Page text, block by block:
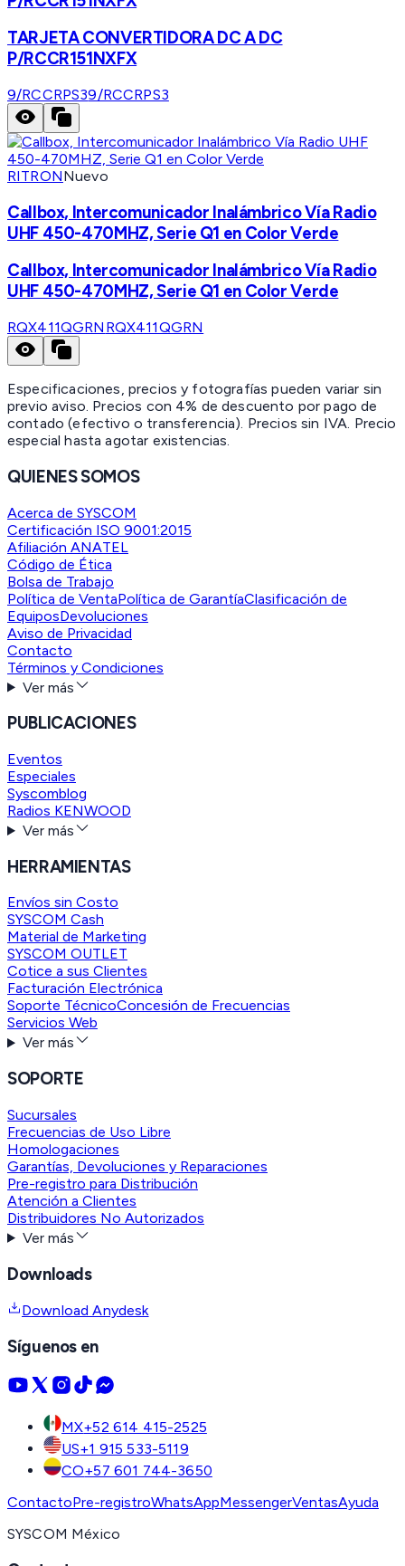
TARJETA CONVERTIDORA DC A DC
P/RCCR151NXFX
9/RCCRPS39/RCCRPS3
RITRONNuevo
Callbox, Intercomunicador Inalámbrico Vía Radio
UHF 450-470MHZ, Serie Q1 en Color Verde
Callbox, Intercomunicador Inalámbrico Vía Radio
UHF 450-470MHZ, Serie Q1 en Color Verde
RQX411QGRN RQX411QGRN
Especificaciones, precios y fotografías pueden variar sin
previo aviso. Precios con 4% de descuento por pago de
contado (efectivo o transferencia). Precios sin IVA. Precio
especial hasta agotar existencias.
QUIENES SOMOS
Acerca de SYSCOM
Certificación ISO 9001:2015
Afiliación ANATEL
Código de Ética
Bolsa de Trabajo
Política de VentaPolítica de GarantíaClasificación de
EquiposDevoluciones
Aviso de Privacidad
Contacto
Términos y Condiciones
Ver más
PUBLICACIONES
Eventos
Especiales
Syscomblog
Radios KENWOOD
Ver más
HERRAMIENTAS
Envíos sin Costo
SYSCOM Cash
Material de Marketing
SYSCOM OUTLET
Cotice a sus Clientes
Facturación Electrónica
Soporte TécnicoConcesión de Frecuencias
Servicios Web
Ver más
SOPORTE
Sucursales
Frecuencias de Uso Libre
Homologaciones
Garantías, Devoluciones y Reparaciones
Pre-registro para Distribución
Atención a Clientes
Distribuidores No Autorizados
Ver más
Downloads
Download Anydesk
Síguenos en
MX+52 614 415-2525
US+1 915 533-5119
CO+57 601 744-3650
ContactoPre-registroWhatsAppMessengerVentasAyuda
SYSCOM México